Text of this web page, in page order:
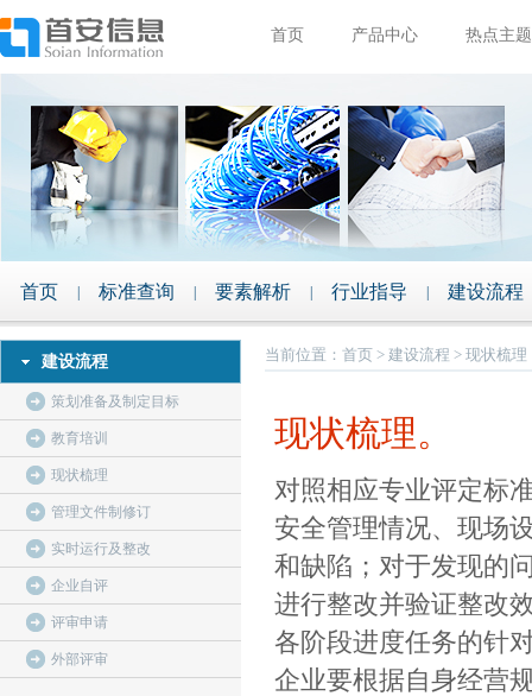
首页 产品中心 热点主题
首页 标准查询 要素解析 行业指导 建设流程
建设流程
策划准备及制定目标
教育培训
现状梳理
管理文件制修订
实时运行及整改
企业自评
评审申请
外部评审
当前位置： 首页 > 建设流程 > 现状梳理
现状梳理。
对照相应专业评定标
安全管理情况、现场
和缺陷；对于发现的
进行整改并验证整改
各阶段进度任务的针
企业要根据自身经营